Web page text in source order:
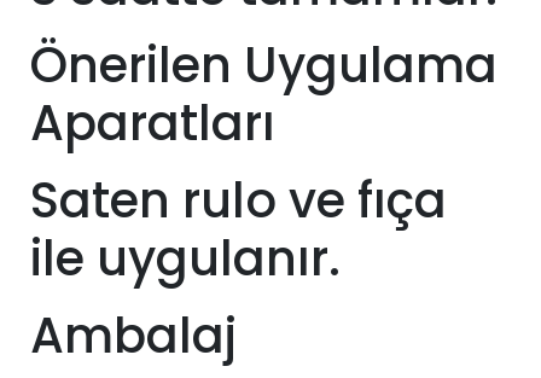
Önerilen Uygulama
Aparatları
Saten rulo ve fıça
ile uygulanır.
Ambalaj